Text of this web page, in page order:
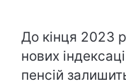
До кінця 2023
нових
пенсій